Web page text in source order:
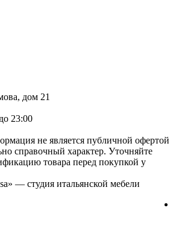
дом 21
23:00
не является публичной офертой
справочный характер. Уточняйте
товара перед покупкой у
— студия итальянской мебели